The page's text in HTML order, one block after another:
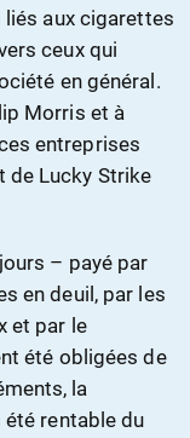
aux cigarettes
ceux qui
en général.
Morris et à
entreprises
de Lucky Strike
– payé par
en deuil, par les
et par le
été obligées de
la
rentable du